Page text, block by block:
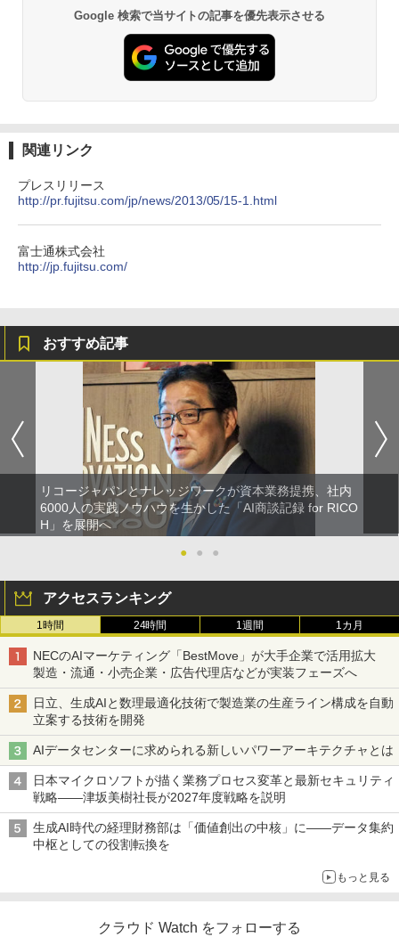
Google 検索で当サイトの記事を優先表示させる
関連リンク
プレスリリース
http://pr.fujitsu.com/jp/news/2013/05/15-1.html
富士通株式会社
http://jp.fujitsu.com/
おすすめ記事
リコージャパンとナレッジワークが資本業務提携、社内
6000人の実践ノウハウを生かした「AI商談記録 for RICO
H」を展開へ
●
● ●
アクセスランキング
1時間 24時間 1週間 1カ月
NECのAIマーケティング「BestMove」が大手企業で活用拡大
製造・流通・小売企業・広告代理店などが実装フェーズへ
日立、生成AIと数理最適化技術で製造業の生産ライン構成を自動
立案する技術を開発
AIデータセンターに求められる新しいパワーアーキテクチャとは
日本マイクロソフトが描く業務プロセス変革と最新セキュリティ
戦略――津坂美樹社長が2027年度戦略を説明
生成AI時代の経理財務部は「価値創出の中核」に――データ集約
中枢としての役割転換を
もっと見る
クラウド Watch をフォローする